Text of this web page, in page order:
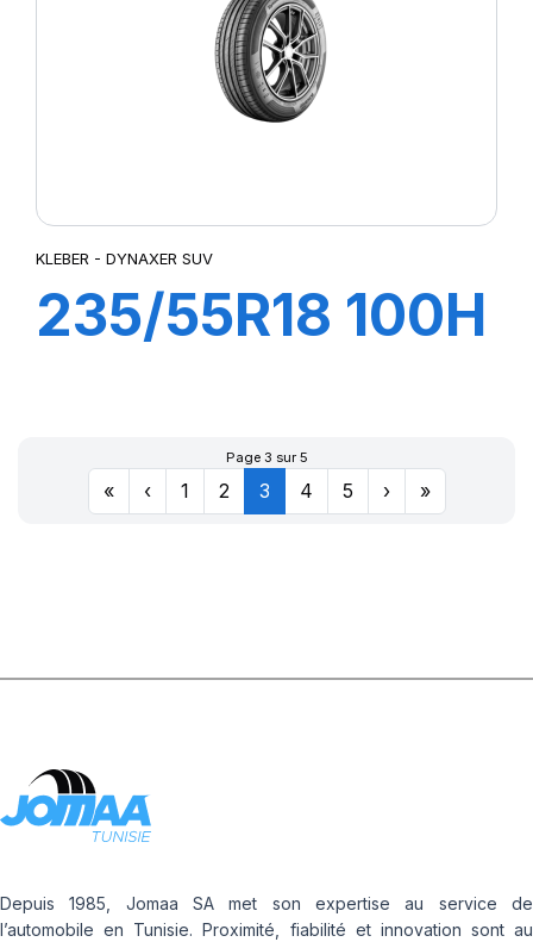
KLEBER - DYNAXER SUV
235/55R18 100H
Page 3 sur 5
« ‹ 1 2 3 4 5 › »
Depuis 1985, Jomaa SA met son expertise au service de
l’automobile en Tunisie. Proximité, fiabilité et innovation sont au